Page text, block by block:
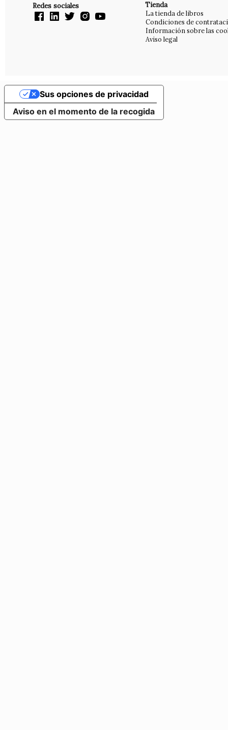
Redes sociales Tienda
La tienda de libros
Condiciones de
Información sobre las
Aviso legal
Aviso en el momento de la recogida
Sus opciones de privacidad